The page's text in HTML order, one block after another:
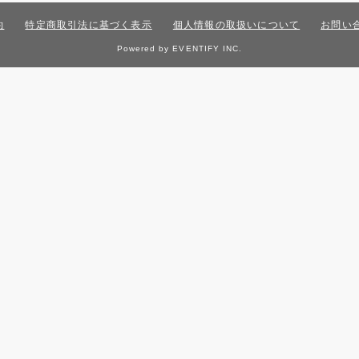
特定商取引法に基づく表示 個人情報の取扱いについて お問い
Powered by EVENTIFY INC.